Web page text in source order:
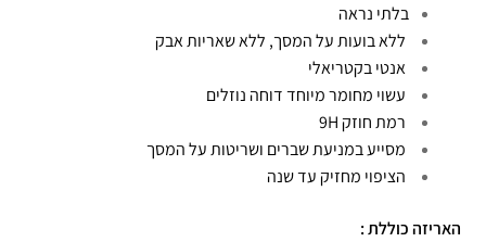
בלתי נראה
ללא בועות על המסך, ללא שאריות אבק
אנטי בקטריאלי
עשוי מחומר מיוחד דוחה נוזלים
רמת חוזק 9H
מסייע במניעת שברים ושריטות על המסך
הציפוי מחזיק עד שנה
האריזה כוללת :